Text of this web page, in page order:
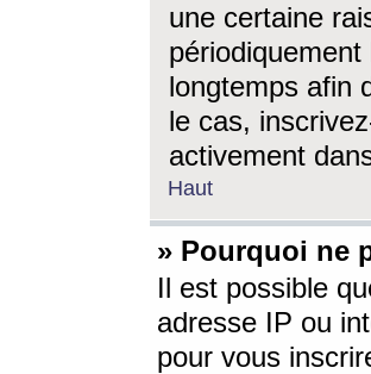
une certaine
périodiquement
longtemps afin
le cas,
activement
Haut
» Pourquoi ne
Il est possible
adresse IP ou
pour vous